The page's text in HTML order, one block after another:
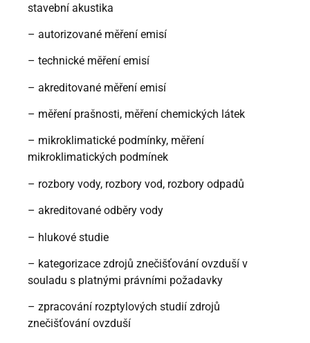
stavební akustika
– autorizované měření emisí
– technické měření emisí
– akreditované měření emisí
– měření prašnosti, měření chemických látek
– mikroklimatické podmínky, měření
mikroklimatických podmínek
– rozbory vody, rozbory vod, rozbory odpadů
– akreditované odběry vody
– hlukové studie
– kategorizace zdrojů znečišťování ovzduší v
souladu s platnými právními požadavky
– zpracování rozptylových studií zdrojů
znečišťování ovzduší